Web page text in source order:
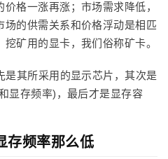
格一涨再涨；市场需求降低，
场的供需关系和价格浮动是相匹
矿用的显卡，我们俗称矿卡。
是其所采用的显示芯片，其次是
显存频率)，最后才是显存容
存频率那么低